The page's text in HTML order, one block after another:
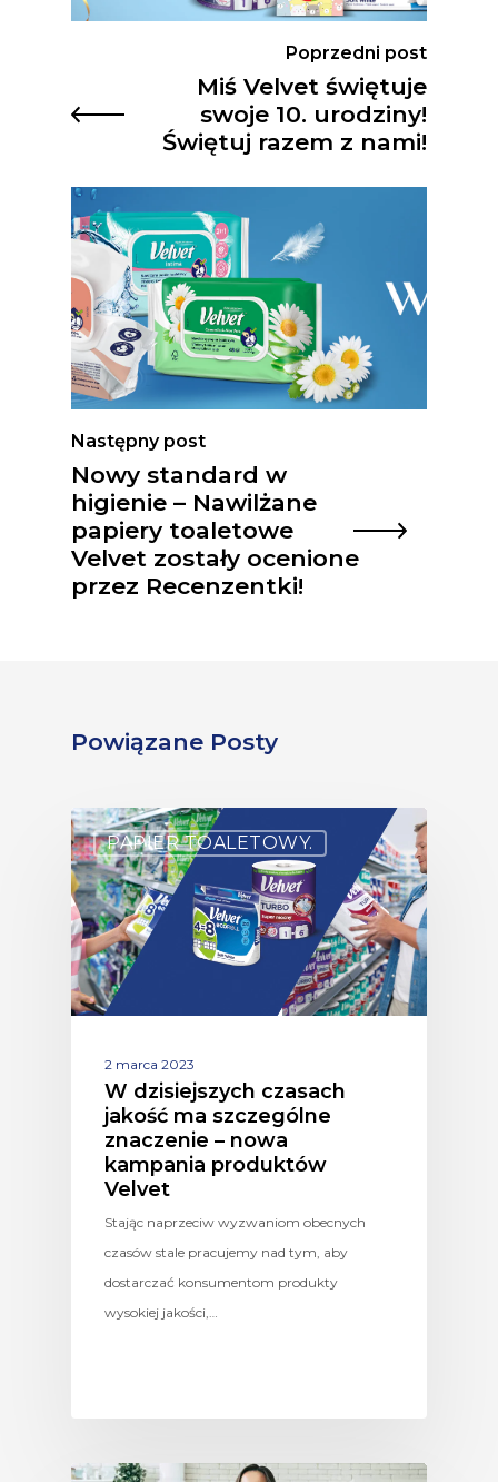
Poprzedni post
Miś Velvet świętuje
swoje 10. urodziny!
Świętuj razem z nami!
Następny post
Nowy standard w
higienie – Nawilżane
papiery toaletowe
Velvet zostały ocenione
przez Recenzentki!
Powiązane Posty
PAPIER TOALETOWY.
2 marca 2023
W dzisiejszych czasach
jakość ma szczególne
znaczenie – nowa
kampania produktów
Velvet
Stając naprzeciw wyzwaniom obecnych
czasów stale pracujemy nad tym, aby
dostarczać konsumentom produkty
wysokiej jakości,…